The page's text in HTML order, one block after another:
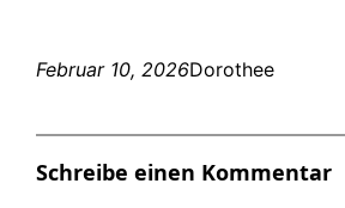
Februar 10, 2026Dorothee
Schreibe einen Kommentar